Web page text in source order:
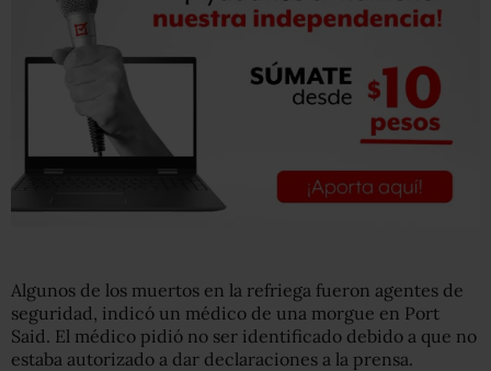
Algunos de los muertos en la refriega fueron agentes de
seguridad, indicó un médico de una morgue en Port
Said. El médico pidió no ser identificado debido a que no
estaba autorizado a dar declaraciones a la prensa.